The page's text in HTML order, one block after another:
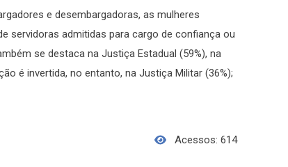
e desembargadoras, as mulheres
servidoras admitidas para cargo de confiança ou
se destaca na Justiça Estadual (59%), na
é invertida, no entanto, na Justiça Militar (36%);
Acessos: 614